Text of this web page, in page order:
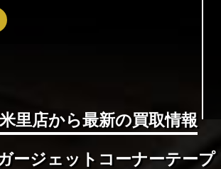
里店から最新の買取情報
ージェットコーナーテープ